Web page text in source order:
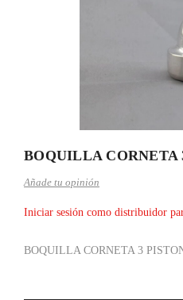
BOQUILLA CORNETA
Añade tu opinión
Iniciar sesión como distribuidor
BOQUILLA CORNETA 3